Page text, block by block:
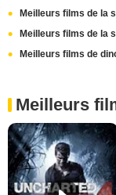
Meilleurs films de la
Meilleurs films de la
Meilleurs films de
Meilleurs